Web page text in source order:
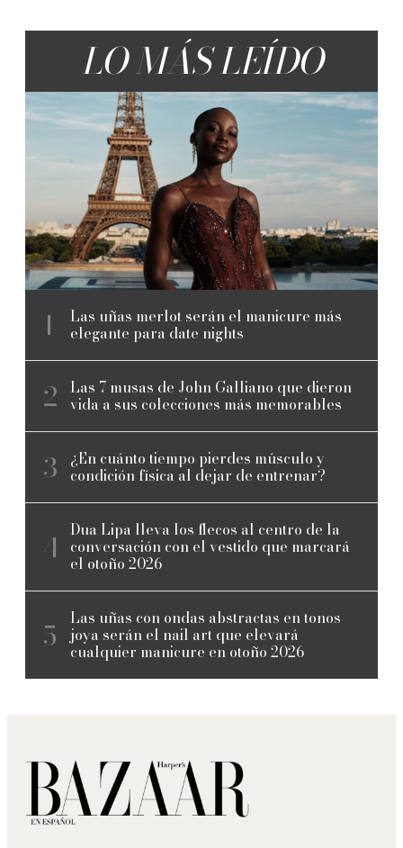
LO MÁS LEÍDO
Las uñas merlot serán el manicure más
elegante para date nights
Las 7 musas de John Galliano que dieron
vida a sus colecciones más memorables
¿En cuánto tiempo pierdes músculo y
condición física al dejar de entrenar?
Dua Lipa lleva los flecos al centro de la
conversación con el vestido que marcará
el otoño 2026
Las uñas con ondas abstractas en tonos
joya serán el nail art que elevará
cualquier manicure en otoño 2026